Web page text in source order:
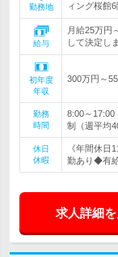
勤務地
ィング桜館
給与
月給25万円
して決定し
初年度
年収
300万円～
勤務
時間
8:00～
制（週平均
休日
休暇
《年間休
勤あり◆有
求人詳細